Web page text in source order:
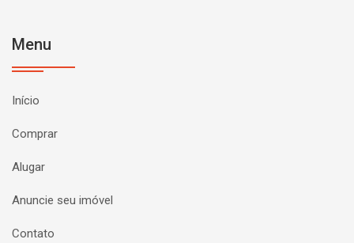
Menu
Início
Comprar
Alugar
Anuncie seu imóvel
Contato